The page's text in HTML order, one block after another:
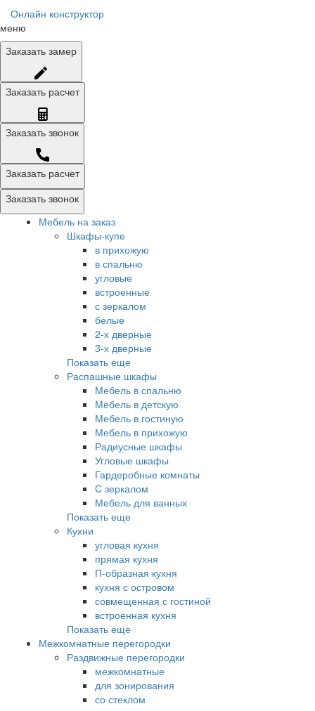
Онлайн конструктор
меню
Заказать замер
Заказать расчет
Заказать звонок
Заказать расчет
Заказать звонок
Мебель на заказ
Шкафы-купе
в прихожую
в спальню
угловые
встроенные
с зеркалом
белые
2-х дверные
3-х дверные
Показать еще
Распашные шкафы
Мебель в спальню
Мебель в детскую
Мебель в гостиную
Мебель в прихожую
Радиусные шкафы
Угловые шкафы
Гардеробные комнаты
C зеркалом
Мебель для ванных
Показать еще
Кухни
угловая кухня
прямая кухня
П-образная кухня
кухня с островом
совмещенная с гостиной
встроенная кухня
Показать еще
Межкомнатные перегородки
Раздвижные перегородки
межкомнатные
для зонирования
со стеклом